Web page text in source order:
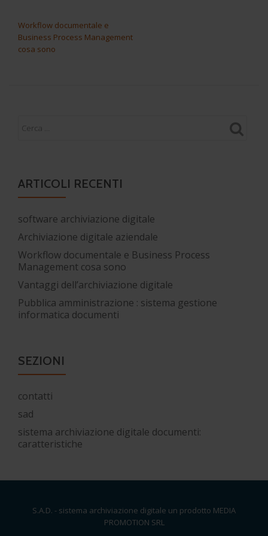
Workflow documentale e
Business Process Management
cosa sono
ARTICOLI RECENTI
software archiviazione digitale
Archiviazione digitale aziendale
Workflow documentale e Business Process
Management cosa sono
Vantaggi dell’archiviazione digitale
Pubblica amministrazione : sistema gestione
informatica documenti
SEZIONI
contatti
sad
sistema archiviazione digitale documenti:
caratteristiche
S.A.D. - sistema archiviazione digitale un prodotto MEDIA
PROMOTION SRL